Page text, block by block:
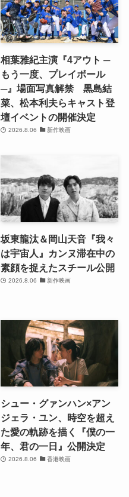
相葉雅紀主演『4アウト ─
もう一度、プレイボール
─』場面写真解禁 黒島結
菜、松本利夫らキャスト登
壇イベントの開催決定
2026.8.06 新作映画
坂東龍汰＆岡山天音『我々
は宇宙人』カンヌ滞在中の
素顔を捉えたスチール公開
2026.8.06 新作映画
シュー・グァンハン×アン
ジェラ・ユン、時空を超え
た愛の軌跡を描く『僕の一
年、君の一日』公開決定
2026.8.06 香港映画